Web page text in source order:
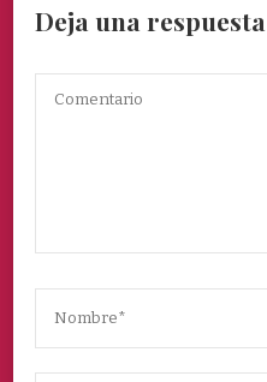
Deja una respuesta